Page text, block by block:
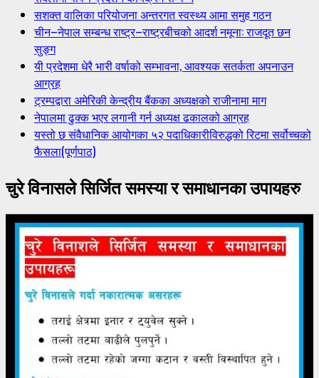
सशक्त वालिका परियोजना अन्तरगत स्वस्थ्य आमा समुह गठन
चीन–नेपाल सम्बन्ध राष्ट्र–राष्ट्रबीचको आदर्श नमूना: राजदूत छन
सुङ्ग
यी प्रदेशमा धेरै भारी वर्षाको सम्भावना, आवश्यक सतर्कता अपनाउन
आग्रह
ट्रम्पद्वारा अमेरिकी केन्द्रीय बैंकका अध्यक्षको राजीनामा माग
नेपालमा ढुक्क भएर लगानी गर्न अध्यक्ष ढकालको आग्रह
यस्तो छ संवैधानिक आयोगका ५२ पदाधिकारीविरुद्धको रिटमा सर्वोच्चको
फैसला(पूर्णपाठ)
चुरे विनासले सिर्जित समस्या र समाधानका उपायहरु